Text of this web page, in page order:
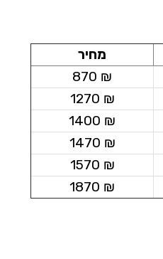
מחיר
₪ 870
₪ 1270
₪ 1400
₪ 1470
₪ 1570
₪ 1870